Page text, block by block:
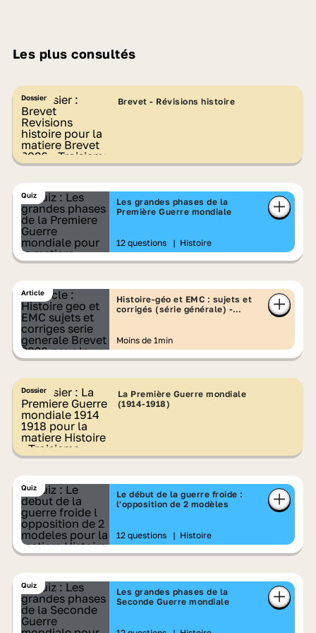
Les plus consultés
Dossier Brevet - Révisions histoire
Quiz
Les grandes phases de la
Première Guerre mondiale
12 questions | Histoire
Article
Histoire-géo et EMC : sujets et
corrigés (série générale) -
Moins de 1min
Dossier
La Première Guerre mondiale
(1914-1918)
Quiz
Le début de la guerre froide :
l'opposition de 2 modèles
12 questions | Histoire
Quiz
Les grandes phases de la
Seconde Guerre mondiale